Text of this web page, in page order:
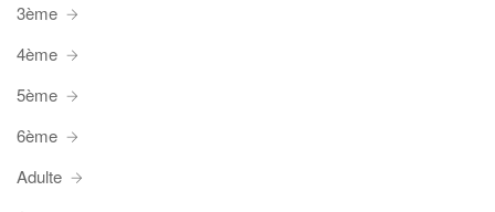
3ème
4ème
5ème
6ème
Adulte